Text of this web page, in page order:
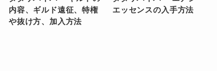
内容、ギルド遠征、特権
や抜け方、加入方法
エッセンスの入手方法